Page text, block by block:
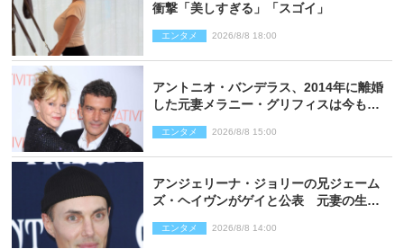
衝撃「美しすぎる」「スゴイ」
エンタメ 2026/8/8 18:00
アントニオ・バンデラス、2014年に離婚
した元妻メラニー・グリフィスは今も
エンタメ 2026/8/8 15:00
アンジェリーナ・ジョリーの兄ジェーム
ズ・ヘイヴンがゲイと公表 元妻の生配
エンタメ 2026/8/8 14:00